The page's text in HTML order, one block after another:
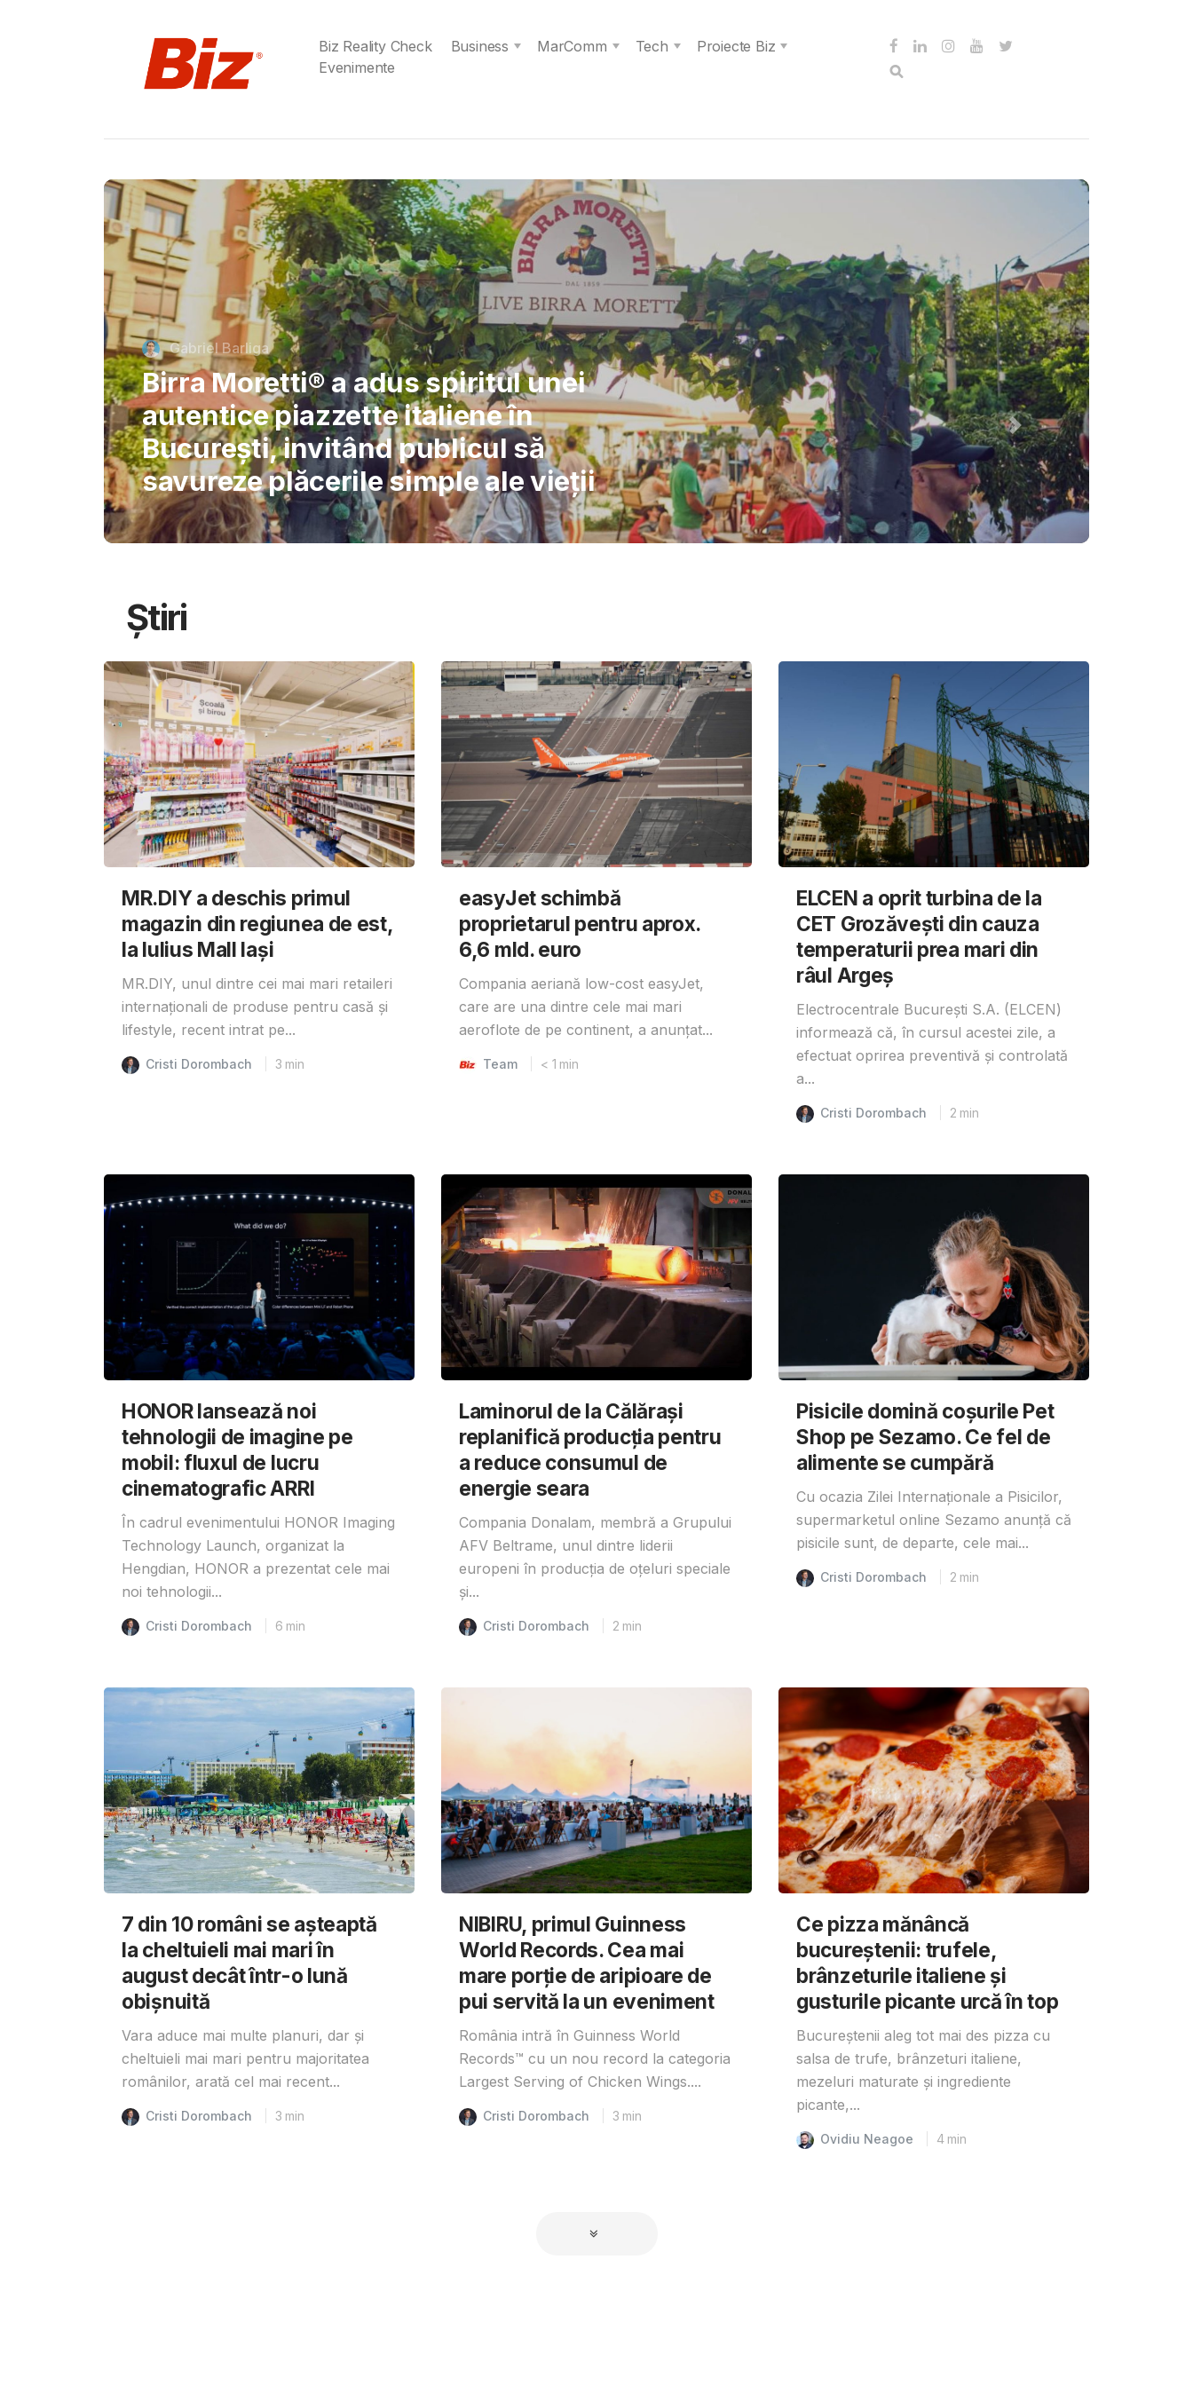
Biz Reality Check Business MarComm Tech
Proiecte Biz
Evenimente
Cristi Dorombach
Richard Joannides, Verita
International School: Școlile nu pot
permite AI-ului să înlocuiască
gândirea elevilor
Știri
MR.DIY a deschis primul
magazin din regiunea de est,
la Iulius Mall Iași
MR.DIY, unul dintre cei mai mari retaileri
internaționali de produse pentru casă și
lifestyle, recent intrat pe...
Cristi Dorombach 3 min
easyJet schimbă
proprietarul pentru aprox.
6,6 mld. euro
Compania aeriană low-cost easyJet,
care are una dintre cele mai mari
aeroflote de pe continent, a anunțat...
Team < 1 min
ELCEN a oprit turbina de la
CET Grozăvești din cauza
temperaturii prea mari din
râul Argeș
Electrocentrale București S.A. (ELCEN)
informează că, în cursul acestei zile, a
efectuat oprirea preventivă și controlată
a...
Cristi Dorombach 2 min
HONOR lansează noi
tehnologii de imagine pe
mobil: fluxul de lucru
cinematografic ARRI
În cadrul evenimentului HONOR Imaging
Technology Launch, organizat la
Hengdian, HONOR a prezentat cele mai
noi tehnologii...
Cristi Dorombach 6 min
Laminorul de la Călărași
replanifică producția pentru
a reduce consumul de
energie seara
Compania Donalam, membră a Grupului
AFV Beltrame, unul dintre liderii
europeni în producția de oțeluri speciale
și...
Cristi Dorombach 2 min
Pisicile domină coșurile Pet
Shop pe Sezamo. Ce fel de
alimente se cumpără
Cu ocazia Zilei Internaționale a Pisicilor,
supermarketul online Sezamo anunță că
pisicile sunt, de departe, cele mai...
Cristi Dorombach 2 min
7 din 10 români se așteaptă
la cheltuieli mai mari în
august decât într-o lună
obișnuită
Vara aduce mai multe planuri, dar și
cheltuieli mai mari pentru majoritatea
românilor, arată cel mai recent...
Cristi Dorombach 3 min
NIBIRU, primul Guinness
World Records. Cea mai
mare porție de aripioare de
pui servită la un eveniment
România intră în Guinness World
Records™️ cu un nou record la categoria
Largest Serving of Chicken Wings....
Cristi Dorombach 3 min
Ce pizza mănâncă
bucureștenii: trufele,
brânzeturile italiene și
gusturile picante urcă în top
Bucureștenii aleg tot mai des pizza cu
salsa de trufe, brânzeturi italiene,
mezeluri maturate și ingrediente
picante,...
Ovidiu Neagoe 4 min